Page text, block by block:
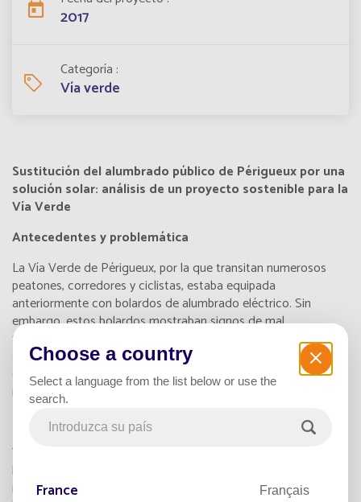
2017
Categoría
Vía verde
Sustitución del alumbrado público de Périgueux por una
solución solar: análisis de un proyecto sostenible para la
Vía Verde
Antecedentes y problemática
La Vía Verde de Périgueux, por la que transitan numerosos
peatones, corredores y ciclistas, estaba equipada
anteriormente con bolardos de alumbrado eléctrico. Sin
embargo, estos bolardos mostraban signos de mal
funcionamiento, lo que obligó a estudiar en profundidad su
sustitución. El principal reto era seleccionar una solución
energética adaptada a un entorno natural y que requiriera un
impacto mínimo durante la instalación.
La propuesta de Fonroche Lighting
Tras un estudio en profundidad de las necesidades y
limitaciones del lugar, Fonroche Lighting propuso la
integración de 100 farolas alimentadas por energía solar a lo
Choose a country
Select a language from the list below or use the
search.
France Français